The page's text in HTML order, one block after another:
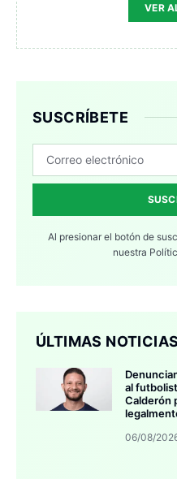
VER
SUSCRÍBETE
Al presionar el botón de
nuestra
ÚLTIMAS NOTICIAS
al
Calderón
06/08/